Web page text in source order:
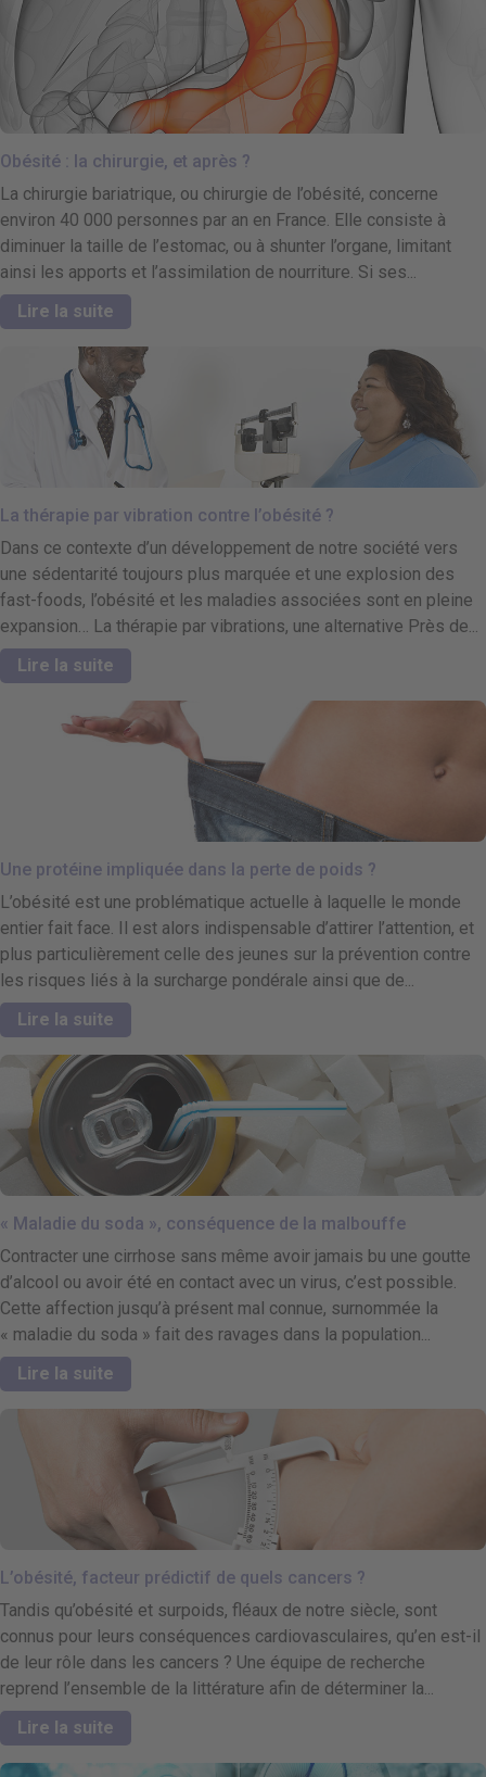
Obésité : la chirurgie, et après ?
La chirurgie bariatrique, ou chirurgie de l’obésité, concerne
environ 40 000 personnes par an en France. Elle consiste à
diminuer la taille de l’estomac, ou à shunter l’organe, limitant
ainsi les apports et l’assimilation de nourriture. Si ses...
Lire la suite
La thérapie par vibration contre l’obésité ?
Dans ce contexte d’un développement de notre société vers
une sédentarité toujours plus marquée et une explosion des
fast-foods, l’obésité et les maladies associées sont en pleine
expansion… La thérapie par vibrations, une alternative Près de...
Lire la suite
Une protéine impliquée dans la perte de poids ?
L’obésité est une problématique actuelle à laquelle le monde
entier fait face. Il est alors indispensable d’attirer l’attention, et
plus particulièrement celle des jeunes sur la prévention contre
les risques liés à la surcharge pondérale ainsi que de...
Lire la suite
« Maladie du soda », conséquence de la malbouffe
Contracter une cirrhose sans même avoir jamais bu une goutte
d’alcool ou avoir été en contact avec un virus, c’est possible.
Cette affection jusqu’à présent mal connue, surnommée la
« maladie du soda » fait des ravages dans la population...
Lire la suite
L’obésité, facteur prédictif de quels cancers ?
Tandis qu’obésité et surpoids, fléaux de notre siècle, sont
connus pour leurs conséquences cardiovasculaires, qu’en est-il
de leur rôle dans les cancers ? Une équipe de recherche
reprend l’ensemble de la littérature afin de déterminer la...
Lire la suite